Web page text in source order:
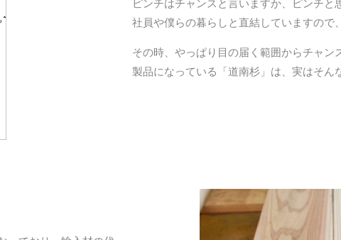
ピンチはチャンスと言いますか、ピンチ
社員や僕らの暮らしと直結していますので
その時、やっぱり目の届く範囲からチャ
製品になっている「道南杉」は、実はそん